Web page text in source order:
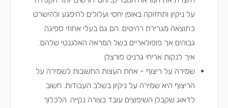
על ניקיון ותחזוקה באופן יחסי ועלולים להיפגע ולהישרט
כתוצאה מגרירת רהיטים. הם גם בעלי אחוזי ספיגה
גבוהים אך פופולאריים בשל המראה האלגנטי שלהם.
איך לנקות אריחי גרניט פורצלן
שמירה על ריצוף - אחת העצות החשובות לשמירה על
הריצוף היא שמירה על ניקיון בשלב העבודות. חשוב
לדאוג שקבלן השיפוצים עובד בצורה נקייה. הלכלוך